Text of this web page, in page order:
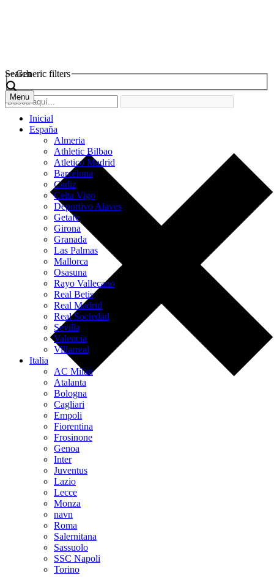
Search
Generic filters
Menu
Inicial
España
Almeria
Athletic Bilbao
Atletico Madrid
Barcelona
Cadiz
Celta Vigo
Deportivo Alaves
Getafe
Girona
Granada
Las Palmas
Mallorca
Osasuna
Rayo Vallecano
Real Betis
Real Madrid
Real Sociedad
Sevilla
Valencia
Villarreal
Italia
AC Milan
Atalanta
Bologna
Cagliari
Empoli
Fiorentina
Frosinone
Genoa
Inter
Juventus
Lazio
Lecce
Monza
navn
Roma
Salernitana
Sassuolo
SSC Napoli
Torino